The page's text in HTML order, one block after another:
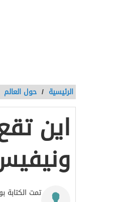
الرئيسية / حول العالم
اين
تمت الكتابة